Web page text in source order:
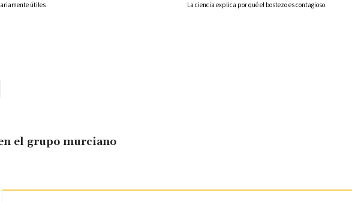
útiles La ciencia explica por qué el bostezo es contagioso
el grupo murciano